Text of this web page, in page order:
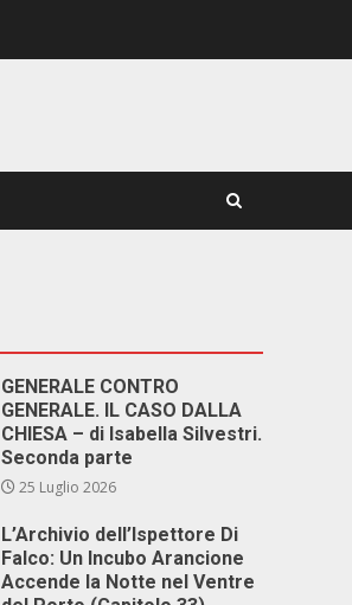
GENERALE CONTRO
GENERALE. IL CASO DALLA
CHIESA – di Isabella Silvestri.
Seconda parte
25 Luglio 2026
L’Archivio dell’Ispettore Di
Falco: Un Incubo Arancione
Accende la Notte nel Ventre